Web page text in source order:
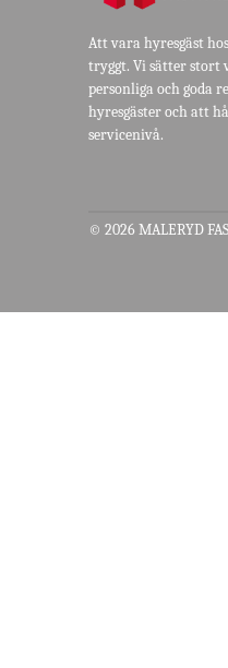
Att vara hyresgäst
tryggt. Vi sätter stort
personliga och goda
hyresgäster och att
servicenivå.
© 2026 MALERYD